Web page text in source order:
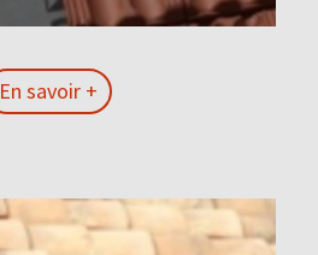
En savoir +